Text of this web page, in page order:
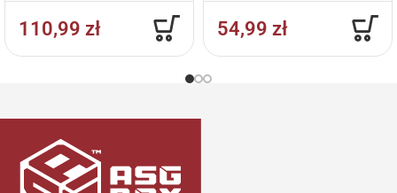
110,99 zł 54,99 zł